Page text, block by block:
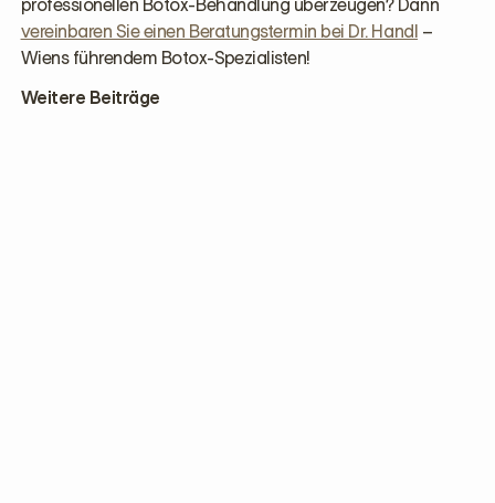
professionellen Botox-Behandlung überzeugen? Dann
vereinbaren Sie einen Beratungstermin bei Dr. Handl –
Wiens führendem Botox-Spezialisten!
Weitere Beiträge